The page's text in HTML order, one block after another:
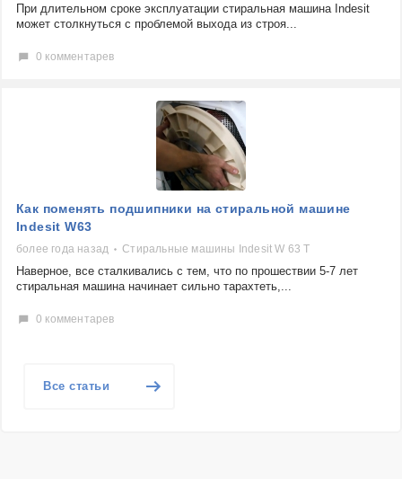
При длительном сроке эксплуатации стиральная машина Indesit
может столкнуться с проблемой выхода из строя...
0 комментарев
Как поменять подшипники на стиральной машине
Indesit W63
более года назад Стиральные машины Indesit W 63 T
Наверное, все сталкивались с тем, что по прошествии 5-7 лет
стиральная машина начинает сильно тарахтеть,...
0 комментарев
Все статьи